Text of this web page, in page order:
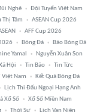
Nghê
Đội Tuyển Việt Nam
Thị Tâm
ASEAN Cup 2026
AFF Cup 2026
Bóng Đá
Báo Bóng Đá
Yamal
Nguyễn Xuân Son
Hội Tin Bão
Tin Tức
Việt Nam
Kết Quả Bóng Đá
Lịch Thi Đấu Ngoại Hạng Anh
Xổ Số
Xổ Số Miền Nam
Thời Sự Lịch Vạn Niên